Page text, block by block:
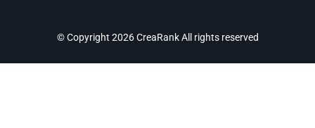
© Copyright 2026 CreaRank All rights reserved